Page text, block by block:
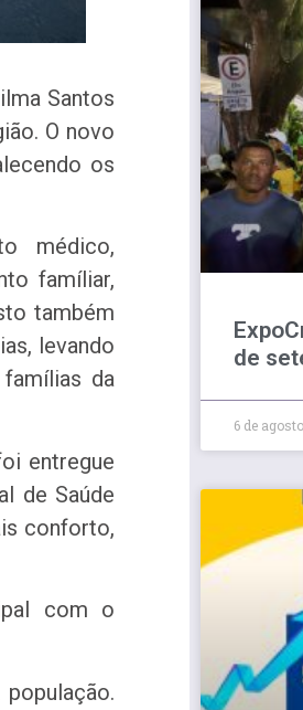
Santos
O novo
os
médico,
famíliar,
também
levando
da
entregue
de Saúde
conforto,
com o
de
6 de